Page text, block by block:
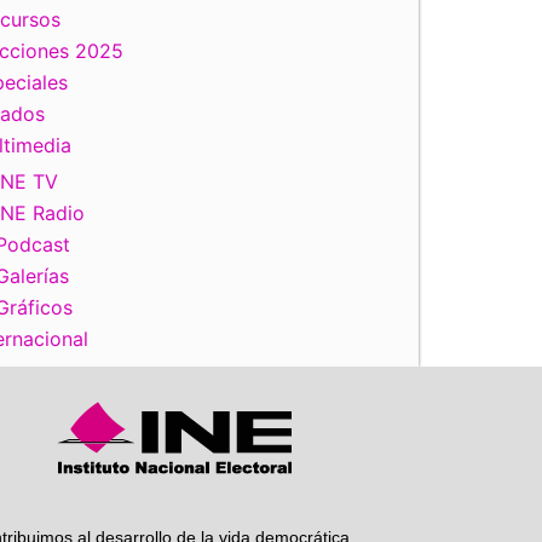
2025
TV
Radio
al desarrollo de la vida democrática